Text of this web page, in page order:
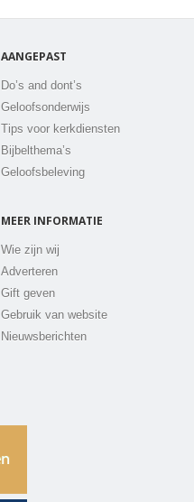
AANGEPAST
Do’s and dont’s
Geloofsonderwijs
Tips voor kerkdiensten
Bijbelthema’s
Geloofsbeleving
MEER INFORMATIE
Wie zijn wij
Adverteren
Gift geven
Gebruik van website
Nieuwsberichten